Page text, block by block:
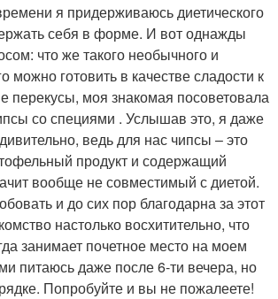
я придерживаюсь диетического
себя в форме. И вот однажды
что же такого необычного и
можно готовить в качестве сладости к
перекусы, моя знакомая посоветовала
со специями . Услышав это, я даже
ведь для нас чипсы – это
продукт и содержащий
вообще не совместимый с диетой.
и до сих пор благодарна за этот
настолько восхитительно, что
занимает почетное место на моем
питаюсь даже после 6-ти вечера, но
Попробуйте и вы не пожалеете!